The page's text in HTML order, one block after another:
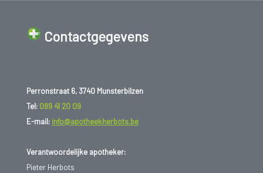
Contactgegevens
Perronstraat 6, 3740 Munsterbilzen
Tel: 089 41 20 09
E-mail: info@apotheekherbots.be
Verantwoordelijke apotheker:
Pieter Herbots